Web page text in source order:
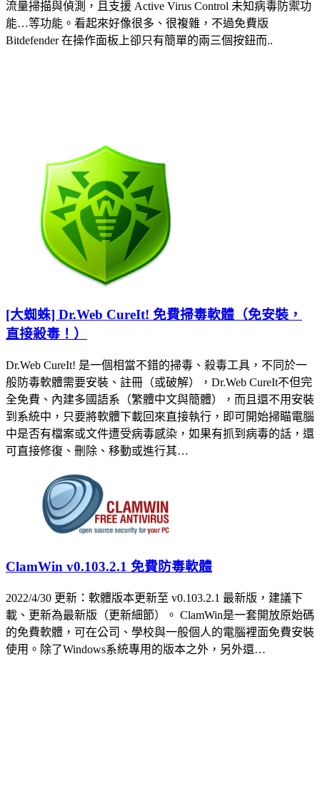
流量掃描與偵測，且支援 Active Virus Control 未知病毒防禦功
能…等功能。看起來好像很多、很複雜，不過免費版
Bitdefender 在操作面板上卻只有簡單的兩三個按鈕而..
[大蜘蛛] Dr.Web CureIt! 免費掃毒軟體（免安裝，
直接殺毒！）
Dr.Web CureIt! 是一個相當不錯的掃毒、殺毒工具，不同於一
般防毒軟體需要安裝、註冊（或破解），Dr.Web CureIt不但完
全免費、內建多國語系（繁體中文與簡體），而且還不用安裝
到系統中，只要將軟體下載回來直接執行，即可開始掃瞄電腦
中是否有檔案或文件遭受病毒感染，如果有抓到病毒的話，還
可直接修復、刪除、移動或進行其…
ClamWin v0.103.2.1 免費防毒軟體
2022/4/30 更新：軟體版本更新至 v0.103.2.1 最新版，建議下
載、更新為最新版（更新細節）。 ClamWin是一套開放原始碼
的免費軟體，可在公司、學校與一般個人的電腦裡面免費安裝
使用。除了Windows系統專用的版本之外，另外還…